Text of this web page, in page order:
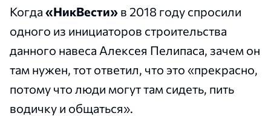
Когда «НикВести» в 2018 году спросили
одного из инициаторов строительства
данного навеса Алексея Пелипаса, зачем он
там нужен, тот ответил, что это «прекрасно,
потому что люди могут там сидеть, пить
водичку и общаться».